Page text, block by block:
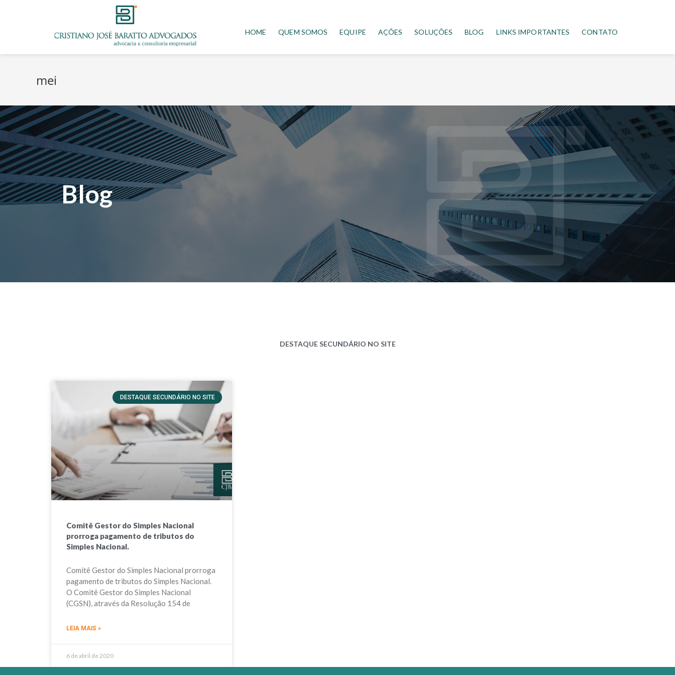
HOME QUEM SOMOS EQUIPE AÇÕES SOLUÇÕES BLOG LINKS IMPORTANTES CONTATO
mei
Blog
DESTAQUE SECUNDÁRIO NO SITE
DESTAQUE SECUNDÁRIO NO SITE
Comitê Gestor do Simples Nacional
prorroga pagamento de tributos do
Simples Nacional.
Comitê Gestor do Simples Nacional prorroga
pagamento de tributos do Simples Nacional.
O Comitê Gestor do Simples Nacional
(CGSN), através da Resolução 154 de
LEIA MAIS »
6 de abril de 2020